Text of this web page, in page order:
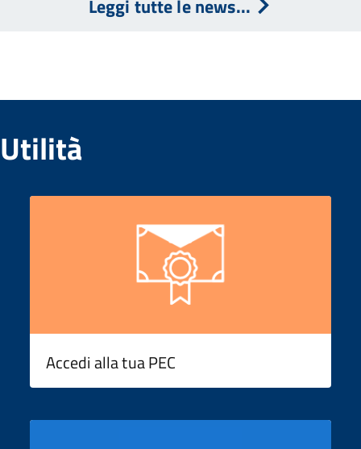
Leggi tutte le news...
Utilità
Accedi alla tua PEC